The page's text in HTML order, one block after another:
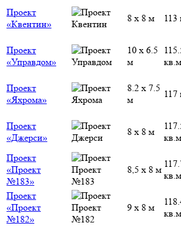
Проект
«Квентин»
8 х 8 м 113
Проект
«Управдом»
10 х 6.5
м
кв.м
Проект
«Яхрома»
8.2 х 7.5
м
117
Проект
«Джерси»
8 х 8 м
кв.м
Проект
«Проект
№183»
8,5 х 8 м
кв.м
Проект
«Проект
№182»
9 х 8 м
кв.м